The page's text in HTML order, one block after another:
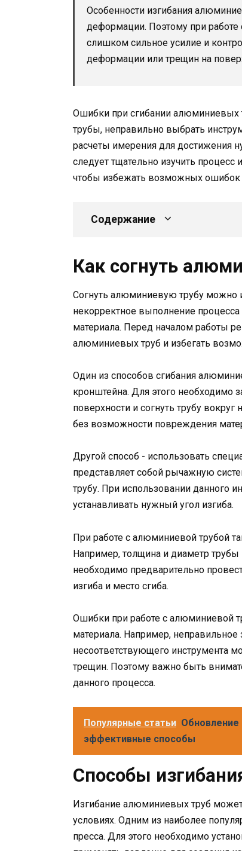
Особенности изгибания
деформации. Поэтому при
слишком сильное усилие и
деформации или трещин на
Ошибки при сгибании алюминиевых
трубы, неправильно выбрать
расчеты имерения для достижения
следует тщательно изучить процесс
чтобы избежать возможных ошибок
Содержание
Как согнуть
Согнуть алюминиевую трубу можно
некорректное выполнение
материала. Перед началом работы
алюминиевых труб и избегать
Один из способов сгибания
кронштейна. Для этого необходимо
поверхности и согнуть трубу
без возможности повреждения
Другой способ - использовать
представляет собой рычажную
трубу. При использовании данного
устанавливать нужный угол изгиба.
При работе с алюминиевой трубой
Например, толщина и диаметр трубы
необходимо предварительно
изгиба и место сгиба.
Ошибки при работе с алюминиевой
материала. Например,
несоответствующего инструмента
трещин. Поэтому важно быть
данного процесса.
Популярные статьи Обновление
эффективные способы
Способы
Изгибание алюминиевых труб
условиях. Одним из наиболее
пресса. Для этого необходимо